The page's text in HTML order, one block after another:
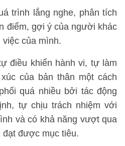
trình lắng nghe, phân tích
điểm, gợi ý của người khác
việc của mình.
điều khiển hành vi, tự làm
của bản thân một cách
quá nhiều bởi tác động
tự chịu trách nhiệm với
và có khả năng vượt qua
đạt được mục tiêu.